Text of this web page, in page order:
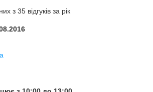
з 35 відгуків за рік